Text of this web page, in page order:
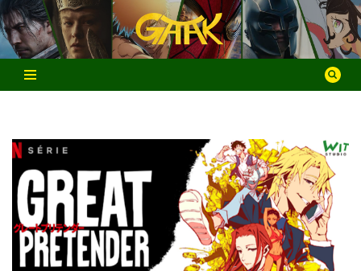
Aller
au
contenu